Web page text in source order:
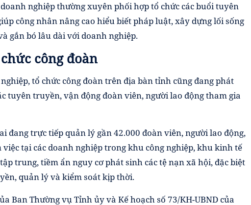
nghiệp thường xuyên phối hợp tổ chức các buổi tuyên
công nhân nâng cao hiểu biết pháp luật, xây dựng lối sống
gắn bó lâu dài với doanh nghiệp.
công đoàn
tổ chức công đoàn trên địa bàn tỉnh cũng đang phát
tuyên truyền, vận động đoàn viên, người lao động tham gia
đang trực tiếp quản lý gần 42.000 đoàn viên, người lao động,
tại các doanh nghiệp trong khu công nghiệp, khu kinh tế
trung, tiềm ẩn nguy cơ phát sinh các tệ nạn xã hội, đặc biệt
quản lý và kiểm soát kịp thời.
Ban Thường vụ Tỉnh ủy và Kế hoạch số 73/KH-UBND của